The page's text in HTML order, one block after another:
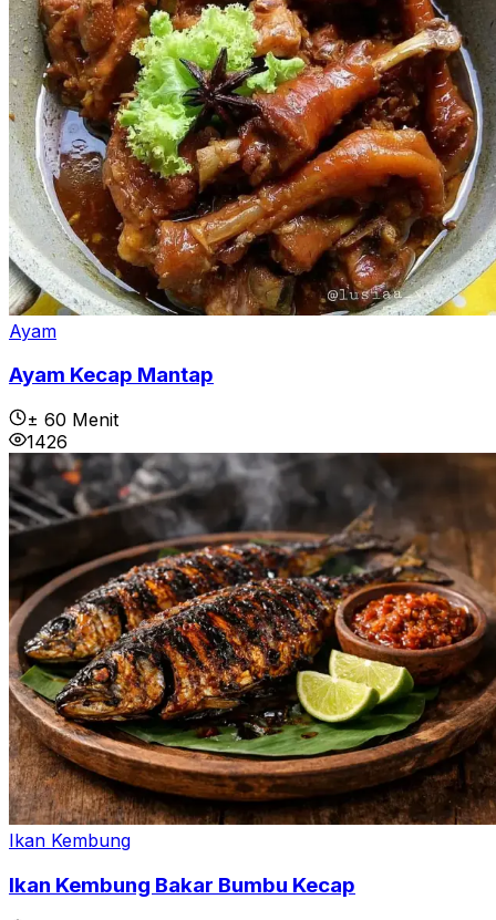
Ayam
Ayam Kecap ⁣Mantap
± 60 Menit
1426
Ikan Kembung
Ikan Kembung Bakar Bumbu Kecap